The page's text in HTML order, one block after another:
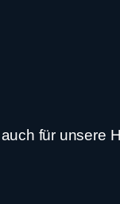
für unsere